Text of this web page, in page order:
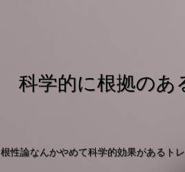
科学的に根拠のあ
根性論なんかやめて科学的効果があるト